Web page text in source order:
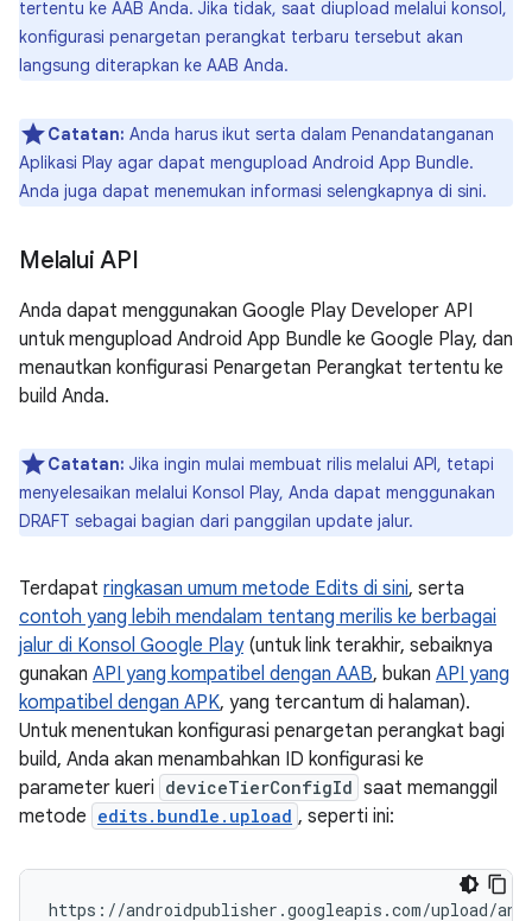
tertentu ke AAB Anda. Jika tidak, saat diupload melalui konsol,
konfigurasi penargetan perangkat terbaru tersebut akan
langsung diterapkan ke AAB Anda.
Catatan: Anda harus ikut serta dalam Penandatanganan
Aplikasi Play agar dapat mengupload Android App Bundle.
Anda juga dapat menemukan informasi selengkapnya di sini.
Melalui API
Anda dapat menggunakan Google Play Developer API
untuk mengupload Android App Bundle ke Google Play, dan
menautkan konfigurasi Penargetan Perangkat tertentu ke
build Anda.
Catatan: Jika ingin mulai membuat rilis melalui API, tetapi
menyelesaikan melalui Konsol Play, Anda dapat menggunakan
DRAFT sebagai bagian dari panggilan update jalur.
Terdapat ringkasan umum metode Edits di sini, serta
contoh yang lebih mendalam tentang merilis ke berbagai
jalur di Konsol Google Play(untuk link terakhir, sebaiknya
gunakan API yang kompatibel dengan AAB, bukan API yang
kompatibel dengan APK, yang tercantum di halaman).
Untuk menentukan konfigurasi penargetan perangkat bagi
build, Anda akan menambahkan ID konfigurasi ke
parameter kueri deviceTierConfigId saat memanggil
metode edits.bundle.upload , seperti ini: